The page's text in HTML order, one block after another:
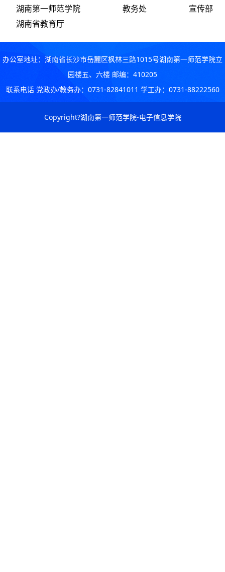
湖南第一师范学院 教务处
宣传部
湖南省教育厅
办公室地址：湖南省长沙市岳麓区枫林三路1015号湖南第一师范学院立
园楼五、六楼 邮编：410205
联系电话 党政办/教务办：0731-82841011 学工办：0731-88222560
Copyright?湖南第一师范学院-电子信息学院